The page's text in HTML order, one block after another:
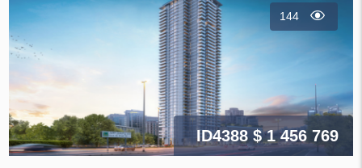
144
ID4388$ 1 456 769